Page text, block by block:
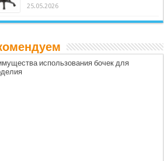
25.05.2026
использования бочек для